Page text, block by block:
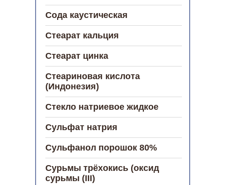
Сода каустическая
Стеарат кальция
Стеарат цинка
Стеариновая кислота
(Индонезия)
Стекло натриевое жидкое
Сульфат натрия
Сульфанол порошок 80%
Сурьмы трёхокись (оксид
сурьмы (III)